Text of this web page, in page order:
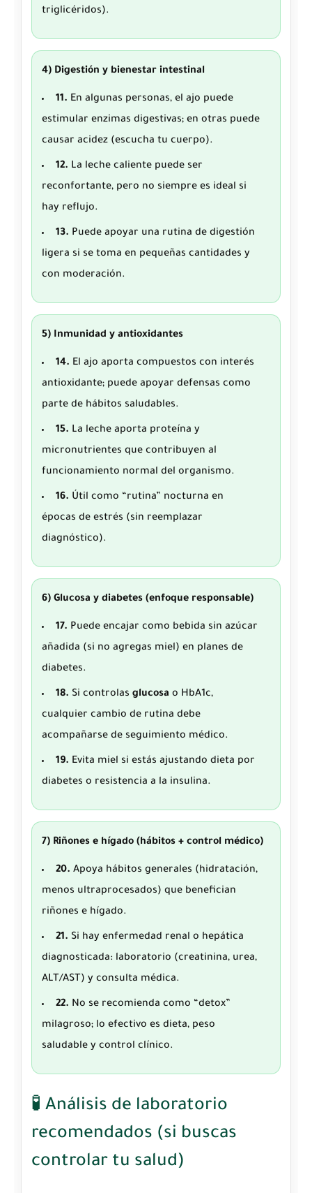
triglicéridos).
4) Digestión y bienestar intestinal
11. En algunas personas, el ajo puede
estimular enzimas digestivas; en otras puede
causar acidez (escucha tu cuerpo).
12. La leche caliente puede ser
reconfortante, pero no siempre es ideal si
hay reflujo.
13. Puede apoyar una rutina de digestión
ligera si se toma en pequeñas cantidades y
con moderación.
5) Inmunidad y antioxidantes
14. El ajo aporta compuestos con interés
antioxidante; puede apoyar defensas como
parte de hábitos saludables.
15. La leche aporta proteína y
micronutrientes que contribuyen al
funcionamiento normal del organismo.
16. Útil como “rutina” nocturna en
épocas de estrés (sin reemplazar
diagnóstico).
6) Glucosa y diabetes (enfoque responsable)
17. Puede encajar como bebida sin azúcar
añadida (si no agregas miel) en planes de
diabetes.
18. Si controlas glucosa o HbA1c,
cualquier cambio de rutina debe
acompañarse de seguimiento médico.
19. Evita miel si estás ajustando dieta por
diabetes o resistencia a la insulina.
7) Riñones e hígado (hábitos + control médico)
20. Apoya hábitos generales (hidratación,
menos ultraprocesados) que benefician
riñones e hígado.
21. Si hay enfermedad renal o hepática
diagnosticada: laboratorio (creatinina, urea,
ALT/AST) y consulta médica.
22. No se recomienda como “detox”
milagroso; lo efectivo es dieta, peso
saludable y control clínico.
🧪 Análisis de laboratorio
recomendados (si buscas
controlar tu salud)